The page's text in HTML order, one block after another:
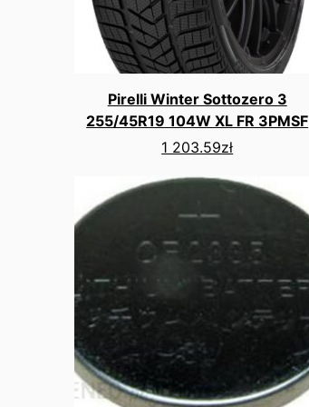
Pirelli Winter Sottozero 3
255/45R19 104W XL FR 3PMSF
1 203.59zł